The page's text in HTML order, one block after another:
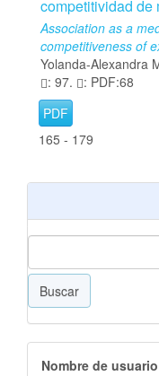
competitividad de
Association as a
competitiveness of
Yolanda-Alexandra
: 97.
: PDF:68
PDF
165 ‑ 179
Buscar
Nombre de usuario